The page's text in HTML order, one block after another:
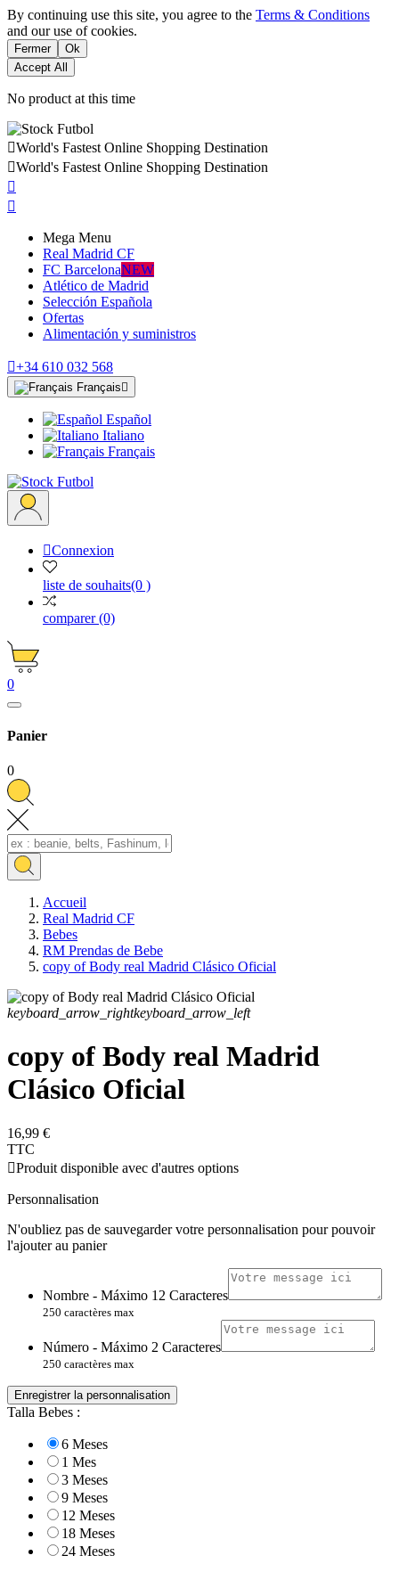
By continuing use this site, you agree to the Terms & Conditions
and our use of cookies.
Fermer
Ok
Accept All
No product at this time
World's Fastest Online Shopping Destination
World's Fastest Online Shopping Destination


Mega Menu
Real Madrid CF
FC BarcelonaNEW
Atlético de Madrid
Selección Española
Ofertas
Alimentación y suministros
+34 610 032 568
Français 
Español
Italiano
Français
Connexion
liste de souhaits(0 )
comparer(0)
0
Panier
0
Accueil
Real Madrid CF
Bebes
RM Prendas de Bebe
copy of Body real Madrid Clásico Oficial
keyboard_arrow_rightkeyboard_arrow_left
copy of Body real Madrid
Clásico Oficial
16,99 €
TTC
Produit disponible avec d'autres options
Personnalisation
N'oubliez pas de sauvegarder votre personnalisation pour pouvoir
l'ajouter au panier
Nombre - Máximo 12 Caracteres
250 caractères max
Número - Máximo 2 Caracteres
250 caractères max
Enregistrer la personnalisation
Talla Bebes :
6 Meses
1 Mes
3 Meses
9 Meses
12 Meses
18 Meses
24 Meses